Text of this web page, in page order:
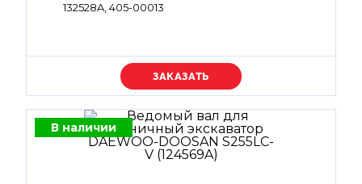
132528A, 405-00013
Уточняйте цену
В наличии